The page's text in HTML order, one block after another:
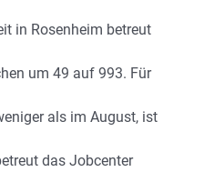
in Rosenheim betreut
um 49 auf 993. Für
als im August, ist
das Jobcenter